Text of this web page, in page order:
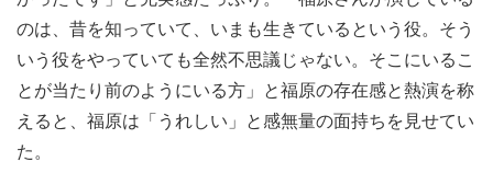
のは、昔を知っていて、いまも生きているという役。そう
いう役をやっていても全然不思議じゃない。そこにいるこ
とが当たり前のようにいる方」と福原の存在感と熱演を称
えると、福原は「うれしい」と感無量の面持ちを見せてい
た。